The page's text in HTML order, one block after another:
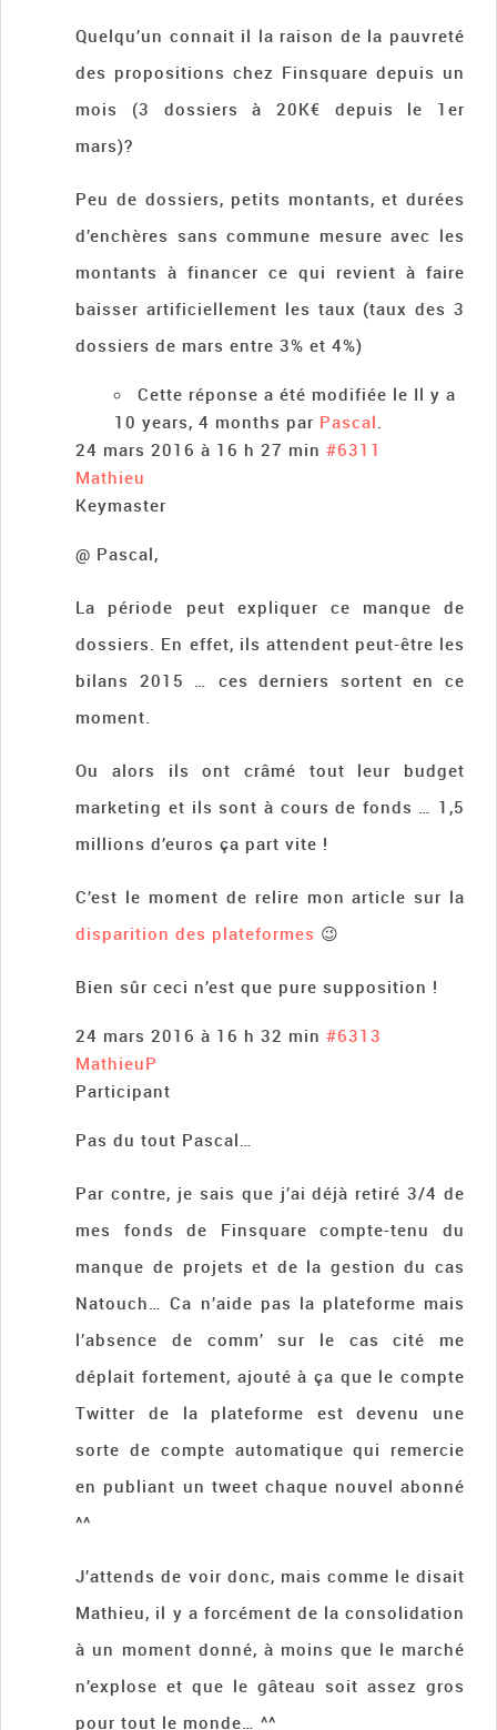
Quelqu’un connait il la raison de la pauvreté
des propositions chez Finsquare depuis un
mois (3 dossiers à 20K€ depuis le 1er
mars)?
Peu de dossiers, petits montants, et durées
d’enchères sans commune mesure avec les
montants à financer ce qui revient à faire
baisser artificiellement les taux (taux des 3
dossiers de mars entre 3% et 4%)
Cette réponse a été modifiée le Il y a
10 years, 4 months par Pascal.
24 mars 2016 à 16 h 27 min #6311
Mathieu
Keymaster
@ Pascal,
La période peut expliquer ce manque de
dossiers. En effet, ils attendent peut-être les
bilans 2015 … ces derniers sortent en ce
moment.
Ou alors ils ont crâmé tout leur budget
marketing et ils sont à cours de fonds … 1,5
millions d’euros ça part vite !
C’est le moment de relire mon article sur la
disparition des plateformes 😉
Bien sûr ceci n’est que pure supposition !
24 mars 2016 à 16 h 32 min #6313
MathieuP
Participant
Pas du tout Pascal…
Par contre, je sais que j’ai déjà retiré 3/4 de
mes fonds de Finsquare compte-tenu du
manque de projets et de la gestion du cas
Natouch… Ca n’aide pas la plateforme mais
l’absence de comm’ sur le cas cité me
déplait fortement, ajouté à ça que le compte
Twitter de la plateforme est devenu une
sorte de compte automatique qui remercie
en publiant un tweet chaque nouvel abonné
^^
J’attends de voir donc, mais comme le disait
Mathieu, il y a forcément de la consolidation
à un moment donné, à moins que le marché
n’explose et que le gâteau soit assez gros
pour tout le monde… ^^